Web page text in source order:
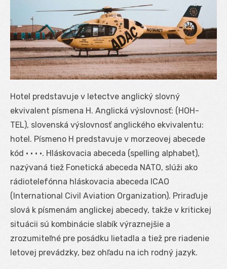
Hotel predstavuje v letectve anglický slovný
ekvivalent písmena H. Anglická výslovnosť: (HOH-
TEL), slovenská výslovnosť anglického ekvivalentu:
hotel. Písmeno H predstavuje v morzeovej abecede
kód • • • •. Hláskovacia abeceda (spelling alphabet),
nazývaná tiež Fonetická abeceda NATO, slúži ako
rádiotelefónna hláskovacia abeceda ICAO
(International Civil Aviation Organization). Priraďuje
slová k písmenám anglickej abecedy, takže v kritickej
situácii sú kombinácie slabík výraznejšie a
zrozumiteľné pre posádku lietadla a tiež pre riadenie
letovej prevádzky, bez ohľadu na ich rodný jazyk.